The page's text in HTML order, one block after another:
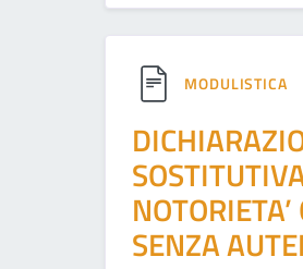
MODULISTICA
SENZA